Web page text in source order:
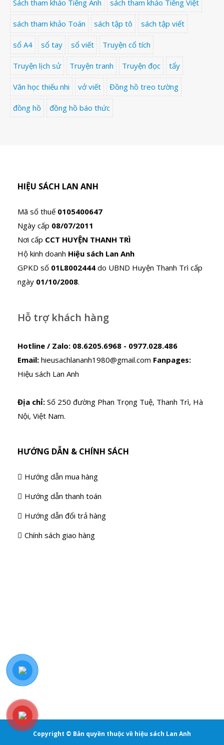
Sách tham khảo Tiếng Anh sách tham khảo Tiếng Việt
sách tham khảo Toán sách tập tô sách tập viết
sổ A4 sổ tay sổ viết Truyện cổ tích
Truyện lịch sử Truyện tranh Truyện đọc tẩy
Văn học thiếu nhi vở viết Đồng hồ treo tường
đồng hồ đồng hồ báo thức
HIỆU SÁCH LAN ANH
Mã số thuế 0105400647
Ngày cấp 08/07/2011
Nơi cấp CCT HUYỆN THANH TRÌ
Hộ kinh doanh Hiệu sách Lan Anh
GPKD số 01L8002444 do UBND Huyện Thanh Trì cấp
ngày 01/10/2008.
Hỗ trợ khách hàng
Hotline / Zalo: 08.6205.6968 - 0977.028.486
Email: hieusachlananh1980@gmail.com Fanpages:
Hiệu sách Lan Anh
Địa chỉ: Số 250 đường Phan Trọng Tuệ, Thanh Trì, Hà
Nội, Việt Nam.
HƯỚNG DẪN & CHÍNH SÁCH
Hướng dẫn mua hàng
Hướng dẫn thanh toán
Hướng dẫn đổi trả hàng
Chính sách giao hàng
Copyright © Bản quyền thuộc về hiệu sách Lan Anh